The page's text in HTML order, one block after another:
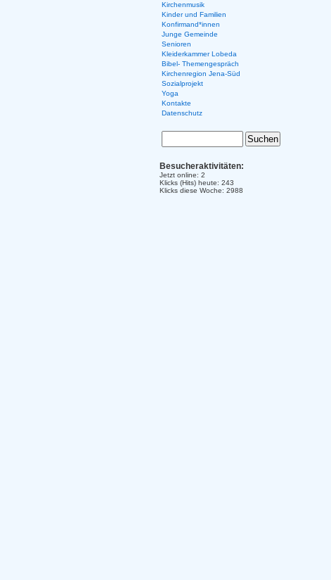
Kirchenmusik
Kinder und Familien
Konfirmand*innen
Junge Gemeinde
Senioren
Kleiderkammer Lobeda
Bibel- Themengespräch
Kirchenregion Jena-Süd
Sozialprojekt
Yoga
Kontakte
Datenschutz
Besucheraktivitäten:
Jetzt online: 2
Klicks (Hits) heute: 243
Klicks diese Woche: 2988